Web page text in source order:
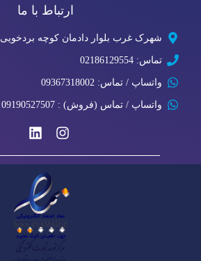
ارتباط با ما
شهرک غرب بلوار دادمان کوچه بردخویی
تماس: 02186129554
واتساپ / تماس: 09367318002
واتساپ / تماس (فروش) : 09190527507